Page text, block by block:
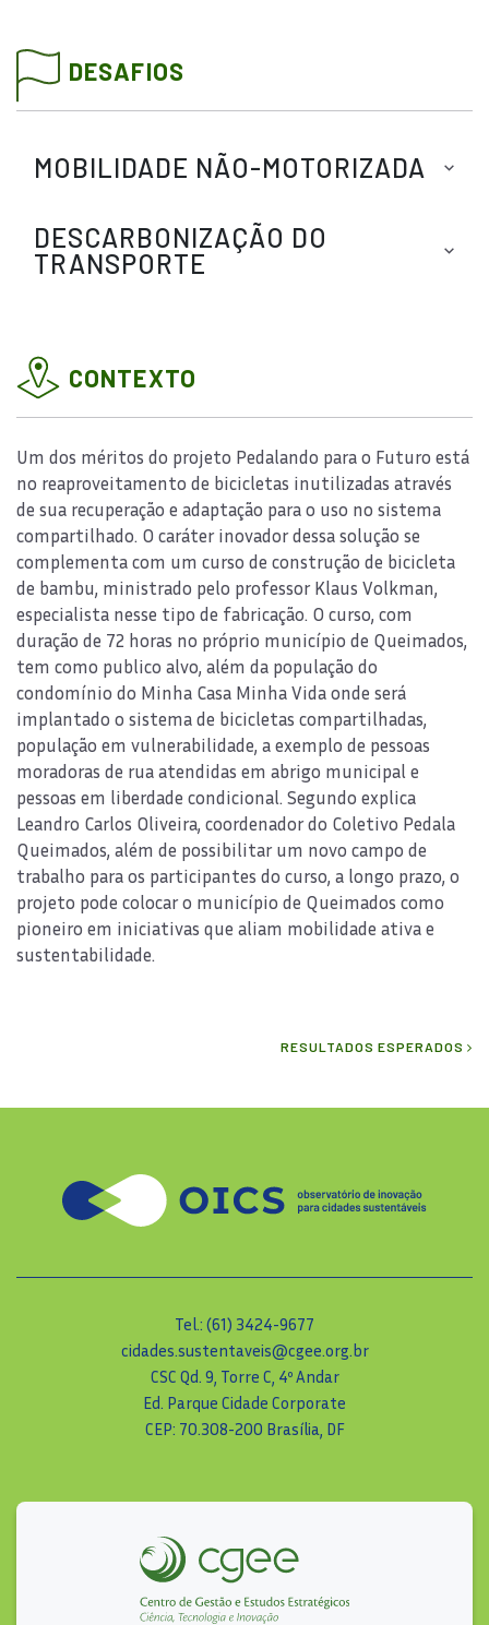
DESAFIOS
MOBILIDADE NÃO-MOTORIZADA
DESCARBONIZAÇÃO DO
TRANSPORTE
CONTEXTO
Um dos méritos do projeto Pedalando para o Futuro está
no reaproveitamento de bicicletas inutilizadas através
de sua recuperação e adaptação para o uso no sistema
compartilhado. O caráter inovador dessa solução se
complementa com um curso de construção de bicicleta
de bambu, ministrado pelo professor Klaus Volkman,
especialista nesse tipo de fabricação. O curso, com
duração de 72 horas no próprio município de Queimados,
tem como publico alvo, além da população do
condomínio do Minha Casa Minha Vida onde será
implantado o sistema de bicicletas compartilhadas,
população em vulnerabilidade, a exemplo de pessoas
moradoras de rua atendidas em abrigo municipal e
pessoas em liberdade condicional. Segundo explica
Leandro Carlos Oliveira, coordenador do Coletivo Pedala
Queimados, além de possibilitar um novo campo de
trabalho para os participantes do curso, a longo prazo, o
projeto pode colocar o município de Queimados como
pioneiro em iniciativas que aliam mobilidade ativa e
sustentabilidade.
RESULTADOS ESPERADOS
Tel.: (61) 3424-9677
cidades.sustentaveis@cgee.org.br
CSC Qd. 9, Torre C, 4º Andar
Ed. Parque Cidade Corporate
CEP: 70.308-200 Brasília, DF